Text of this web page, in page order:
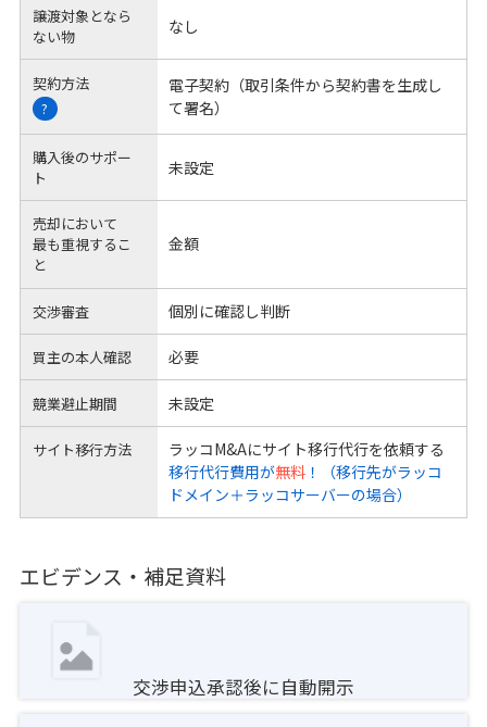
譲渡対象となら
ない物
なし
契約方法
?
電子契約（取引条件から契約書を生成し
て署名）
購入後のサポー
ト
未設定
売却において
最も重視するこ
と
金額
交渉審査 個別に確認し判断
買主の本人確認 必要
競業避止期間 未設定
サイト移行方法
ラッコM&Aにサイト移行代行を依頼する
移行代行費用が無料！（移行先がラッコ
ドメイン＋ラッコサーバーの場合）
エビデンス・補足資料
交渉申込承認後に自動開示